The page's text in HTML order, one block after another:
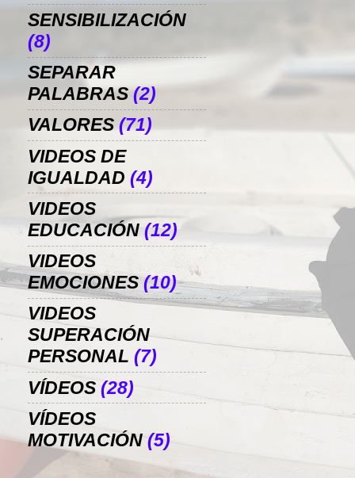
SENSIBILIZACIÓN
(8)
SEPARAR
PALABRAS (2)
VALORES (71)
VIDEOS DE
IGUALDAD (4)
VIDEOS
EDUCACIÓN (12)
VIDEOS
EMOCIONES (10)
VIDEOS
SUPERACIÓN
PERSONAL (7)
VÍDEOS (28)
VÍDEOS
MOTIVACIÓN (5)